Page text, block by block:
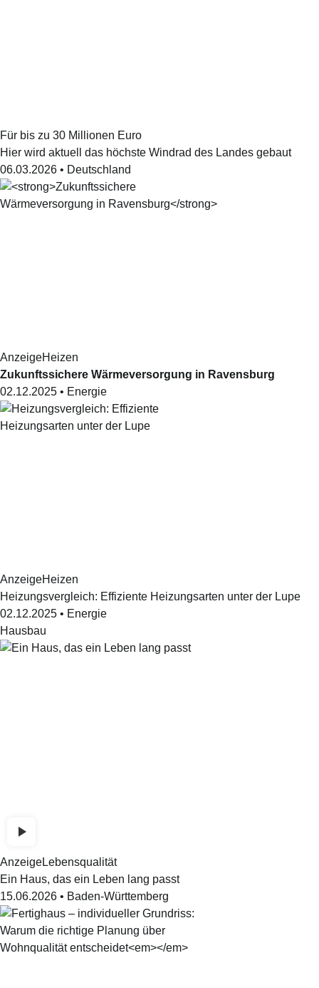
Für bis zu 30 Millionen Euro
Hier wird aktuell das höchste Windrad des Landes gebaut
06.03.2026 • Deutschland
AnzeigeHeizen
Zukunftssichere Wärmeversorgung in Ravensburg
02.12.2025 • Energie
AnzeigeHeizen
Heizungsvergleich: Effiziente Heizungsarten unter der Lupe
02.12.2025 • Energie
Hausbau
AnzeigeLebensqualität
Ein Haus, das ein Leben lang passt
15.06.2026 • Baden-Württemberg